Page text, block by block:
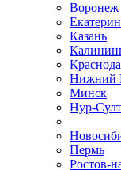
Воронеж
Казань
Нижний
Минск
Нур-
Пермь
Ростов-